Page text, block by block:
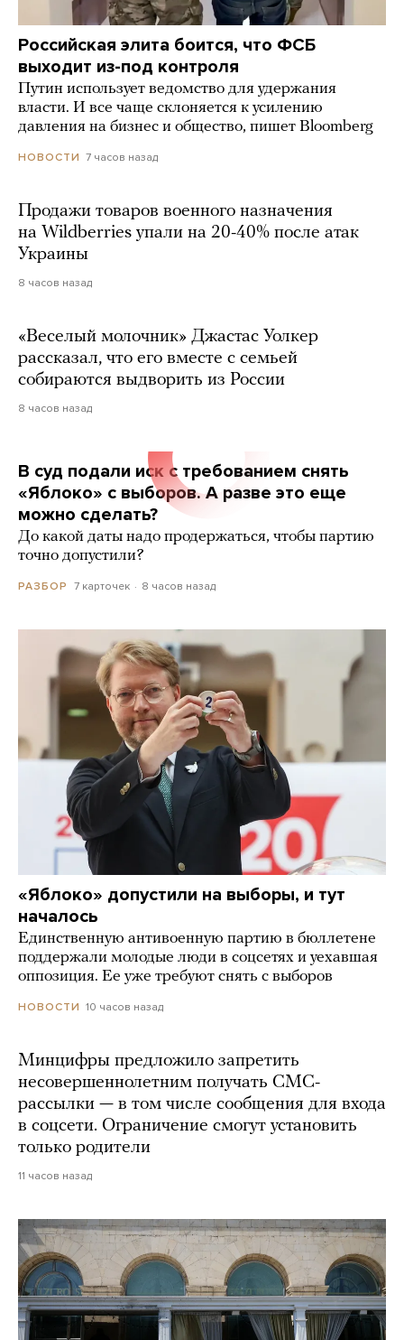
Российская элита боится, что ФСБ
выходит из-под контроля
Путин использует ведомство для удержания
власти. И все чаще склоняется к усилению
давления на бизнес и общество, пишет Bloomberg
НОВОСТИ 7 часов назад
Продажи товаров военного назначения
на Wildberries упали на 20-40% после атак
Украины
8 часов назад
«Веселый молочник» Джастас Уолкер
рассказал, что его вместе с семьей
собираются выдворить из России
8 часов назад
В суд подали иск с требованием снять
«Яблоко» с выборов. А разве это еще
можно сделать?
До какой даты надо продержаться, чтобы партию
точно допустили?
РАЗБОР 7 карточек 8 часов назад
«Яблоко» допустили на выборы, и тут
началось
Единственную антивоенную партию в бюллетене
поддержали молодые люди в соцсетях и уехавшая
оппозиция. Ее уже требуют снять с выборов
НОВОСТИ 10 часов назад
Минцифры предложило запретить
несовершеннолетним получать СМС-
рассылки — в том числе сообщения для входа
в соцсети. Ограничение смогут установить
только родители
11 часов назад